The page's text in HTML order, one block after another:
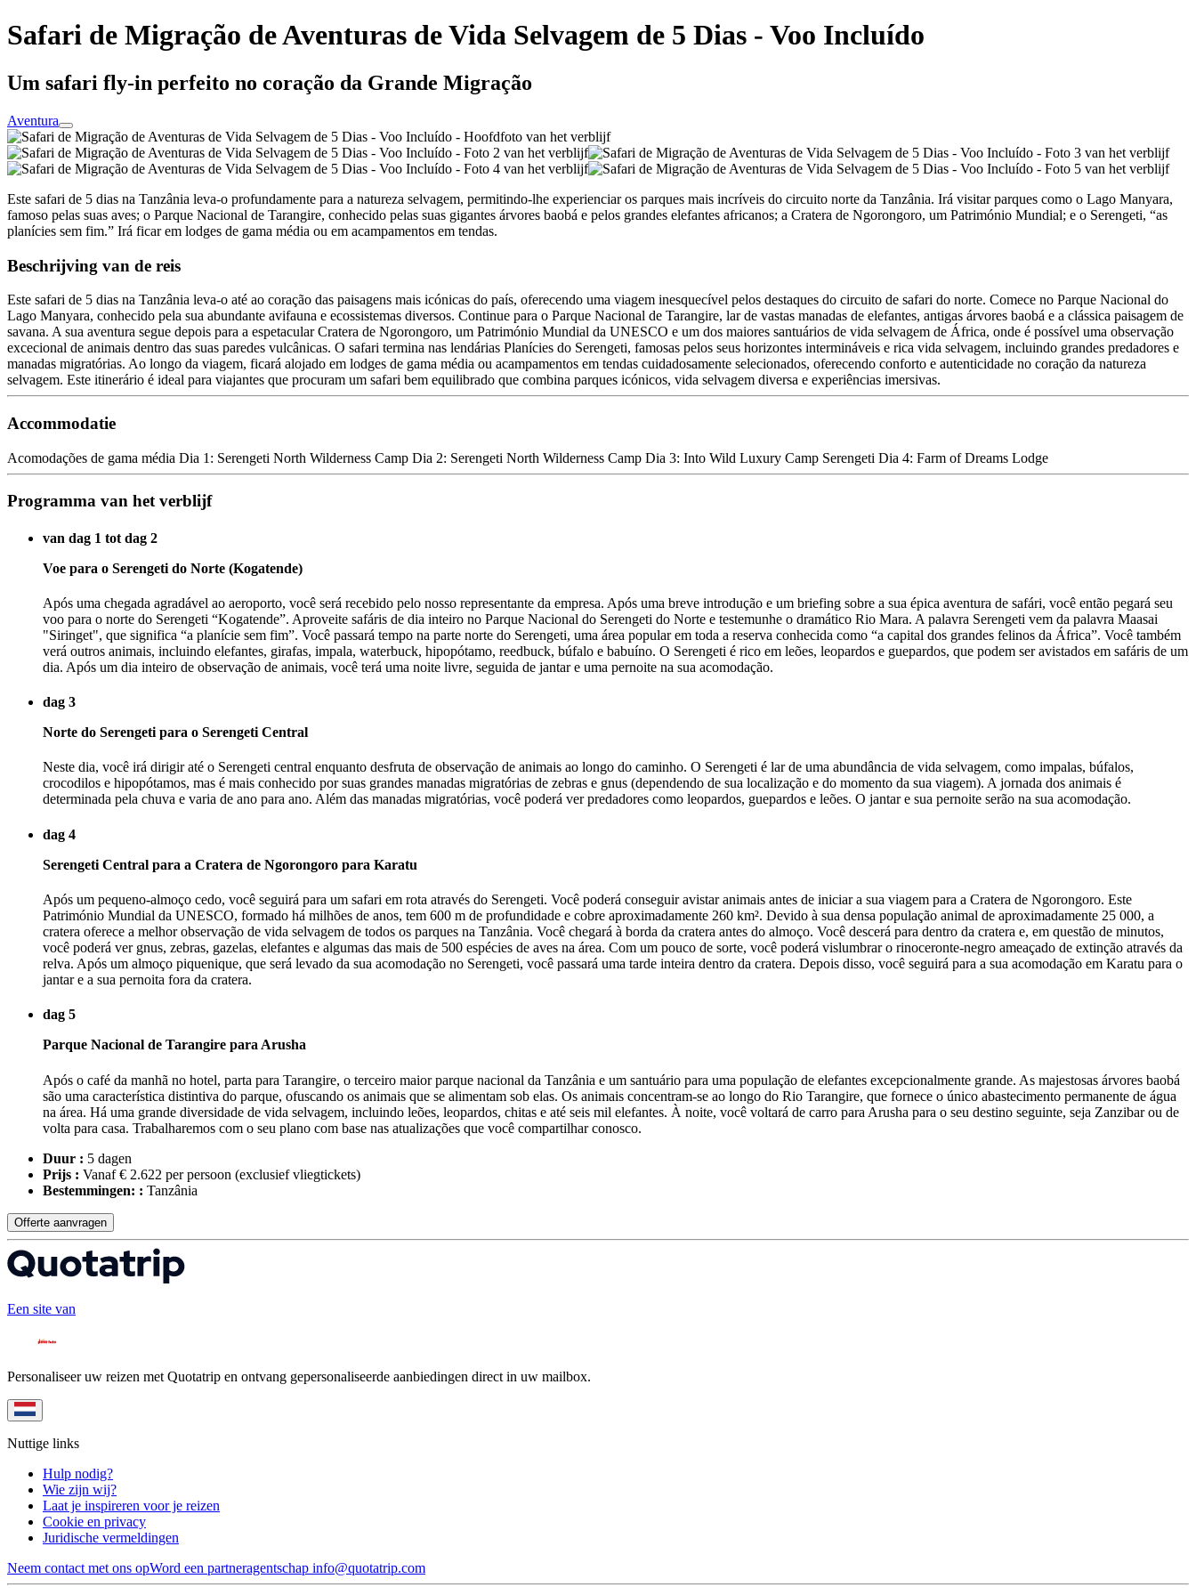
Safari de Migração de Aventuras de Vida Selvagem de 5 Dias - Voo Incluído
Um safari fly-in perfeito no coração da Grande Migração
Aventura
Este safari de 5 dias na Tanzânia leva-o profundamente para a natureza selvagem, permitindo-lhe experienciar os parques mais incríveis do circuito norte da Tanzânia. Irá visitar parques como o Lago Manyara,
famoso pelas suas aves; o Parque Nacional de Tarangire, conhecido pelas suas gigantes árvores baobá e pelos grandes elefantes africanos; a Cratera de Ngorongoro, um Património Mundial; e o Serengeti, “as
planícies sem fim.” Irá ficar em lodges de gama média ou em acampamentos em tendas.
Beschrijving van de reis
Este safari de 5 dias na Tanzânia leva-o até ao coração das paisagens mais icónicas do país, oferecendo uma viagem inesquecível pelos destaques do circuito de safari do norte. Comece no Parque Nacional do
Lago Manyara, conhecido pela sua abundante avifauna e ecossistemas diversos. Continue para o Parque Nacional de Tarangire, lar de vastas manadas de elefantes, antigas árvores baobá e a clássica paisagem de
savana. A sua aventura segue depois para a espetacular Cratera de Ngorongoro, um Património Mundial da UNESCO e um dos maiores santuários de vida selvagem de África, onde é possível uma observação
excecional de animais dentro das suas paredes vulcânicas. O safari termina nas lendárias Planícies do Serengeti, famosas pelos seus horizontes intermináveis e rica vida selvagem, incluindo grandes predadores e
manadas migratórias. Ao longo da viagem, ficará alojado em lodges de gama média ou acampamentos em tendas cuidadosamente selecionados, oferecendo conforto e autenticidade no coração da natureza
selvagem. Este itinerário é ideal para viajantes que procuram um safari bem equilibrado que combina parques icónicos, vida selvagem diversa e experiências imersivas.
Accommodatie
Acomodações de gama média Dia 1: Serengeti North Wilderness Camp Dia 2: Serengeti North Wilderness Camp Dia 3: Into Wild Luxury Camp Serengeti Dia 4: Farm of Dreams Lodge
Programma van het verblijf
van dag 1 tot dag 2
Voe para o Serengeti do Norte (Kogatende)
Após uma chegada agradável ao aeroporto, você será recebido pelo nosso representante da empresa. Após uma breve introdução e um briefing sobre a sua épica aventura de safári, você então pegará seu
voo para o norte do Serengeti “Kogatende”. Aproveite safáris de dia inteiro no Parque Nacional do Serengeti do Norte e testemunhe o dramático Rio Mara. A palavra Serengeti vem da palavra Maasai
"Siringet", que significa “a planície sem fim”. Você passará tempo na parte norte do Serengeti, uma área popular em toda a reserva conhecida como “a capital dos grandes felinos da África”. Você também
verá outros animais, incluindo elefantes, girafas, impala, waterbuck, hipopótamo, reedbuck, búfalo e babuíno. O Serengeti é rico em leões, leopardos e guepardos, que podem ser avistados em safáris de um
dia. Após um dia inteiro de observação de animais, você terá uma noite livre, seguida de jantar e uma pernoite na sua acomodação.
dag 3
Norte do Serengeti para o Serengeti Central
Neste dia, você irá dirigir até o Serengeti central enquanto desfruta de observação de animais ao longo do caminho. O Serengeti é lar de uma abundância de vida selvagem, como impalas, búfalos,
crocodilos e hipopótamos, mas é mais conhecido por suas grandes manadas migratórias de zebras e gnus (dependendo de sua localização e do momento da sua viagem). A jornada dos animais é
determinada pela chuva e varia de ano para ano. Além das manadas migratórias, você poderá ver predadores como leopardos, guepardos e leões. O jantar e sua pernoite serão na sua acomodação.
dag 4
Serengeti Central para a Cratera de Ngorongoro para Karatu
Após um pequeno-almoço cedo, você seguirá para um safari em rota através do Serengeti. Você poderá conseguir avistar animais antes de iniciar a sua viagem para a Cratera de Ngorongoro. Este
Património Mundial da UNESCO, formado há milhões de anos, tem 600 m de profundidade e cobre aproximadamente 260 km². Devido à sua densa população animal de aproximadamente 25 000, a
cratera oferece a melhor observação de vida selvagem de todos os parques na Tanzânia. Você chegará à borda da cratera antes do almoço. Você descerá para dentro da cratera e, em questão de minutos,
você poderá ver gnus, zebras, gazelas, elefantes e algumas das mais de 500 espécies de aves na área. Com um pouco de sorte, você poderá vislumbrar o rinoceronte-negro ameaçado de extinção através da
relva. Após um almoço piquenique, que será levado da sua acomodação no Serengeti, você passará uma tarde inteira dentro da cratera. Depois disso, você seguirá para a sua acomodação em Karatu para o
jantar e a sua pernoita fora da cratera.
dag 5
Parque Nacional de Tarangire para Arusha
Após o café da manhã no hotel, parta para Tarangire, o terceiro maior parque nacional da Tanzânia e um santuário para uma população de elefantes excepcionalmente grande. As majestosas árvores baobá
são uma característica distintiva do parque, ofuscando os animais que se alimentam sob elas. Os animais concentram-se ao longo do Rio Tarangire, que fornece o único abastecimento permanente de água
na área. Há uma grande diversidade de vida selvagem, incluindo leões, leopardos, chitas e até seis mil elefantes. À noite, você voltará de carro para Arusha para o seu destino seguinte, seja Zanzibar ou de
volta para casa. Trabalharemos com o seu plano com base nas atualizações que você compartilhar conosco.
Duur : 5 dagen
Prijs : Vanaf € 2.622 per persoon (exclusief vliegtickets)
Bestemmingen: : Tanzânia
Offerte aanvragen
Een site van
Personaliseer uw reizen met Quotatrip en ontvang gepersonaliseerde aanbiedingen direct in uw mailbox.
Nuttige links
Hulp nodig?
Wie zijn wij?
Laat je inspireren voor je reizen
Cookie en privacy
Juridische vermeldingen
Neem contact met ons opWord een partneragentschap info@quotatrip.com